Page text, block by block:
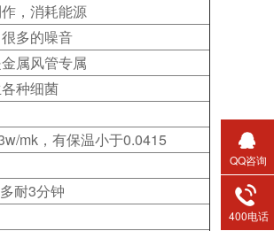
，消耗能源
多的噪音
属风管专属
种细菌
mk，有保温小于0.0415
耐3分钟
QQ咨询
400电话